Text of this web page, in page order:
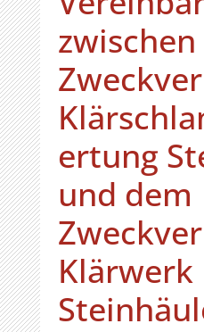
ertung
und dem
Klärwerk